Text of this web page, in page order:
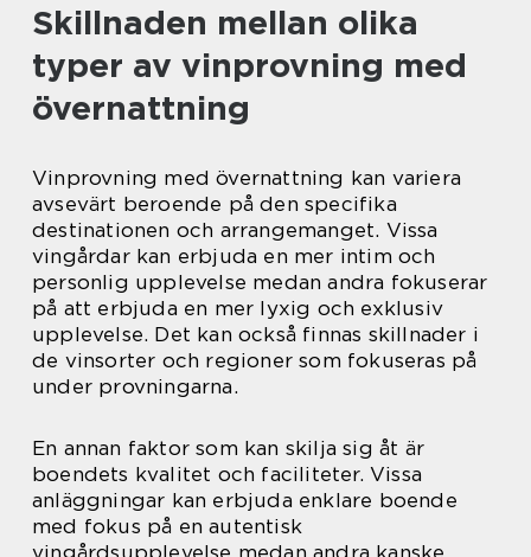
Skillnaden mellan olika
typer av vinprovning med
övernattning
Vinprovning med övernattning kan variera
avsevärt beroende på den specifika
destinationen och arrangemanget. Vissa
vingårdar kan erbjuda en mer intim och
personlig upplevelse medan andra fokuserar
på att erbjuda en mer lyxig och exklusiv
upplevelse. Det kan också finnas skillnader i
de vinsorter och regioner som fokuseras på
under provningarna.
En annan faktor som kan skilja sig åt är
boendets kvalitet och faciliteter. Vissa
anläggningar kan erbjuda enklare boende
med fokus på en autentisk
vingårdsupplevelse medan andra kanske